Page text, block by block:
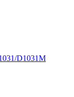
D1031M